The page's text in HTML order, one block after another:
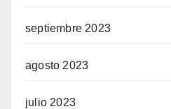
septiembre 2023
agosto 2023
julio 2023